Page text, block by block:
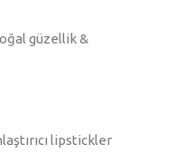
güzellik &
lipstickler